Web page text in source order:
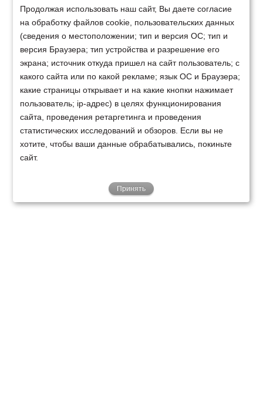
Продолжая использовать наш сайт, Вы даете согласие
на обработку файлов cookie, пользовательских данных
(сведения о местоположении; тип и версия ОС; тип и
версия Браузера; тип устройства и разрешение его
экрана; источник откуда пришел на сайт пользователь; с
какого сайта или по какой рекламе; язык ОС и Браузера;
какие страницы открывает и на какие кнопки нажимает
пользователь; ip-адрес) в целях функционирования
сайта, проведения ретаргетинга и проведения
статистических исследований и обзоров. Если вы не
хотите, чтобы ваши данные обрабатывались, покиньте
сайт.
Принять